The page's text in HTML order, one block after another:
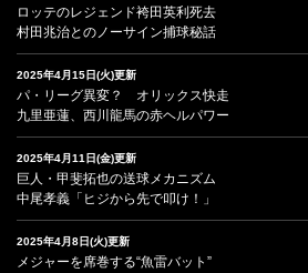
ロッテのレジェンド袴田英利死去
村田兆治とのノーサイン捕球秘話
2025年4月15日(火)更新
パ・リーグ異変？ オリックス快走
九里亜蓮、西川龍馬の赤ヘルパワー
2025年4月11日(金)更新
巨人・甲斐拓也の送球メカニズム
中尾孝義「ヒジから先で叩け！」
2025年4月8日(火)更新
メジャーを席巻する“魚雷バット”